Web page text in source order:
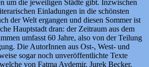
um die jeweiligen Städte gibt. Inzwischen
Einladungen in die schönsten
der Welt ergangen und diesen Sommer ist
Hauptstadt dran: der Zeitraum aus dem
umfasst 60 Jahre, also von der Teilung
Die AutorInnen aus Ost-, West- und
sogar noch unveröffentlichte Texte
von Fatma Aydemir, Jurek Becker,